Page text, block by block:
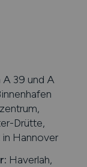
39 und A
Drütte,
Hannover
: Haverlah,